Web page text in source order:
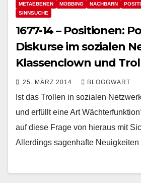
METAEBENEN
MOBBING NACHBARN
SINNSUCHE
1677-14 – Positionen:
Diskurse im sozialen
Klassenclown und
25. MÄRZ 2014 BLOGGWART
Ist das Trollen in sozialen
und erfüllt eine Art
auf diese Frage von hieraus mit
Allerdings sagenhafte